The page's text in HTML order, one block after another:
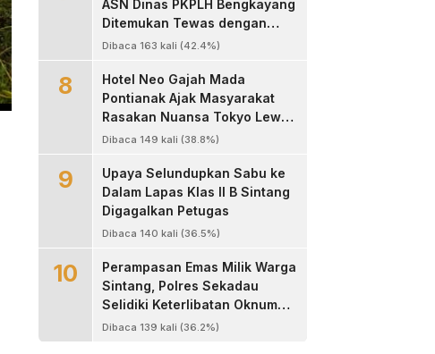
ASN Dinas PKPLH Bengkayang
Ditemukan Tewas dengan
Luka Parah di Depan Cafe
Dibaca 163 kali (42.4%)
8
Hotel Neo Gajah Mada
Pontianak Ajak Masyarakat
Rasakan Nuansa Tokyo Lewat
Program “60 Seconds to
Dibaca 149 kali (38.8%)
9
Upaya Selundupkan Sabu ke
Dalam Lapas Klas II B Sintang
Digagalkan Petugas
Dibaca 140 kali (36.5%)
10
Perampasan Emas Milik Warga
Sintang, Polres Sekadau
Selidiki Keterlibatan Oknum
Jaksa, Anggota TNI dan
Dibaca 139 kali (36.2%)